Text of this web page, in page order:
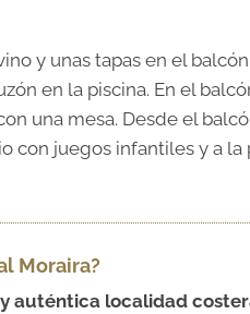
y unas tapas en el
en la piscina. En el
una mesa. Desde el
con juegos infantiles y a la
Moraira?
auténtica localidad